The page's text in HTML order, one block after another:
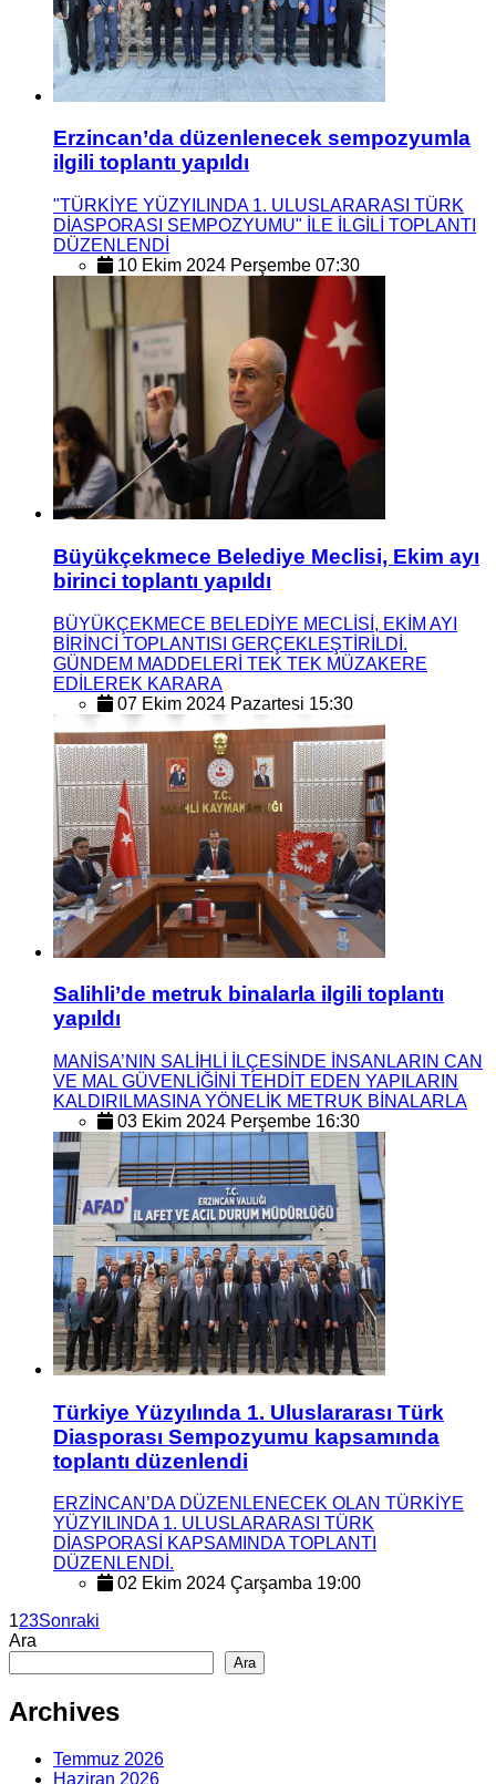
Erzincan’da düzenlenecek sempozyumla
ilgili toplantı yapıldı
"TÜRKİYE YÜZYILINDA 1. ULUSLARARASI TÜRK
DİASPORASI SEMPOZYUMU" İLE İLGİLİ TOPLANTI
DÜZENLENDİ
10 Ekim 2024 Perşembe 07:30
Büyükçekmece Belediye Meclisi, Ekim ayı
birinci toplantı yapıldı
BÜYÜKÇEKMECE BELEDİYE MECLİSİ, EKİM AYI
BİRİNCİ TOPLANTISI GERÇEKLEŞTİRİLDİ.
GÜNDEM MADDELERİ TEK TEK MÜZAKERE
EDİLEREK KARARA
07 Ekim 2024 Pazartesi 15:30
Salihli’de metruk binalarla ilgili toplantı
yapıldı
MANİSA’NIN SALİHLİ İLÇESİNDE İNSANLARIN CAN
VE MAL GÜVENLİĞİNİ TEHDİT EDEN YAPILARIN
KALDIRILMASINA YÖNELİK METRUK BİNALARLA
03 Ekim 2024 Perşembe 16:30
Türkiye Yüzyılında 1. Uluslararası Türk
Diasporası Sempozyumu kapsamında
toplantı düzenlendi
ERZİNCAN’DA DÜZENLENECEK OLAN TÜRKİYE
YÜZYILINDA 1. ULUSLARARASI TÜRK
DİASPORASİ KAPSAMINDA TOPLANTI
DÜZENLENDİ.
02 Ekim 2024 Çarşamba 19:00
123Sonraki
Ara
Ara
Archives
Temmuz 2026
Haziran 2026